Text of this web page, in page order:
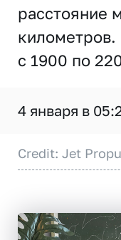
расстояние
с 1900 по
4 января в
Credit: Jet